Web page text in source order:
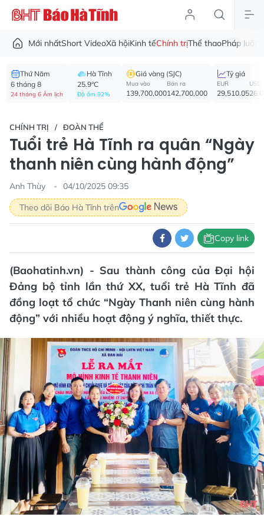
Mới nhấtShort VideoXã hộiKinh tếChính trịThể thaoPháp luật
Thứ Năm
6 tháng 8
24 tháng 6 Âm lịch
Hà Tĩnh
25.9°C
Độ ẩm 92%
Giá vàng (SJC)
Mua vào
139,700,000
Bán ra
142,700,000
Tỷ giá
EUR
29,510.05
USD
CHÍNH TRỊ ĐOÀN THỂ
Tuổi trẻ Hà Tĩnh ra quân “Ngày
thanh niên cùng hành động”
Anh Thùy
04/10/2025 09:35
Theo dõi Báo Hà Tĩnh trên
Copy link
(Baohatinh.vn) - Sau thành công của Đại hội
Đảng bộ tỉnh lần thứ XX, tuổi trẻ Hà Tĩnh đã
đồng loạt tổ chức “Ngày Thanh niên cùng hành
động” với nhiều hoạt động ý nghĩa, thiết thực.